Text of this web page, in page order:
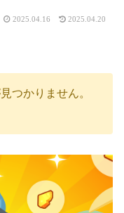
2025.04.16 2025.04.20
つかりません。